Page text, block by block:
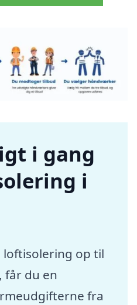
i gang
i
loftisolering op til
får du en
fra